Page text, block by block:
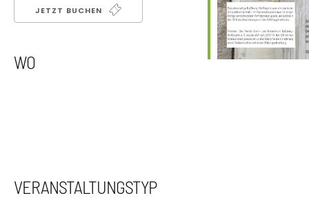
JETZT BUCHEN
WO
VERANSTALTUNGSTYP